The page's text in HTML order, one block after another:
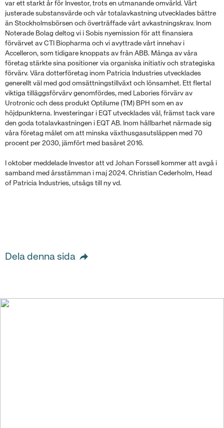
var ett starkt år för Investor, trots en utmanande omvärld. Vårt
justerade substansvärde och vår totalavkastning utvecklades bättre
än Stockholmsbörsen och överträffade vårt avkastningskrav. Inom
Noterade Bolag deltog vi i Sobis nyemission för att finansiera
förvärvet av CTI Biopharma och vi avyttrade vårt innehav i
Accelleron, som tidigare knoppats av från ABB. Många av våra
företag stärkte sina positioner via organiska initiativ och strategiska
förvärv. Våra dotterföretag inom Patricia Industries utvecklades
generellt väl med god omsättningstillväxt och lönsamhet. Ett flertal
viktiga tilläggsförvärv genomfördes, med Labories förvärv av
Urotronic och dess produkt Optilume (TM) BPH som en av
höjdpunkterna. Investeringar i EQT utvecklades väl, främst tack vare
den goda totalavkastningen i EQT AB. Inom hållbarhet närmade sig
våra företag målet om att minska växthusgasutsläppen med 70
procent per 2030, jämfört med basåret 2016.
I oktober meddelade Investor att vd Johan Forssell kommer att avgå i
samband med årsstämman i maj 2024. Christian Cederholm, Head
of Patricia Industries, utsågs till ny vd.
Dela denna sida